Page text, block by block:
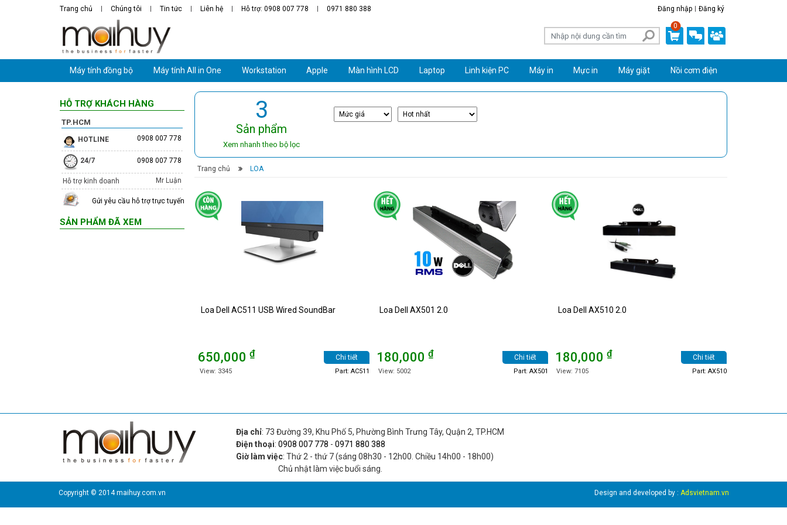
Trang chủ Chúng tôi Tin tức Liên hệ Hỗ trợ: 0908 007 778 0971 880 388 Đăng ký
Đăng nhập
0
Máy tính đồng bộ Máy tính All in One Workstation Apple Màn hình LCD Laptop Linh kiện PC Máy in Mực in Máy giặt Nồi cơm điện
3
Sản phẩm
Xem nhanh theo bộ lọc
Trang chủ › LOA
Loa Dell AC511 USB Wired SoundBar
650,000₫ Chi tiết
View: 3345 Part: AC511
Loa Dell AX501 2.0
180,000₫ Chi tiết
View: 5002 Part: AX501
Loa Dell AX510 2.0
180,000 ₫ Chi tiết
View: 7105 Part: AX510
HỖ TRỢ KHÁCH HÀNG
TP.HCM
HOTLINE 0908 007 778
24/7 0908 007 778
Hỗ trợ kinh doanh Mr Luận
Gửi yêu cầu hỗ trợ trực tuyến
SẢN PHẨM ĐÃ XEM
Địa chỉ: 73 Đường 39, Khu Phố 5, Phường Bình Trưng Tây, Quận 2, TP.HCM
Điện thoại:0908 007 778 -0971 880 388
Giờ làm việc: Thứ 2 - thứ 7 (sáng 08h30 - 12h00. Chiều 14h00 - 18h00)
Chủ nhật làm việc buổi sáng.
Copyright © 2014 maihuy.com.vn Design and developed by : Adsvietnam.vn